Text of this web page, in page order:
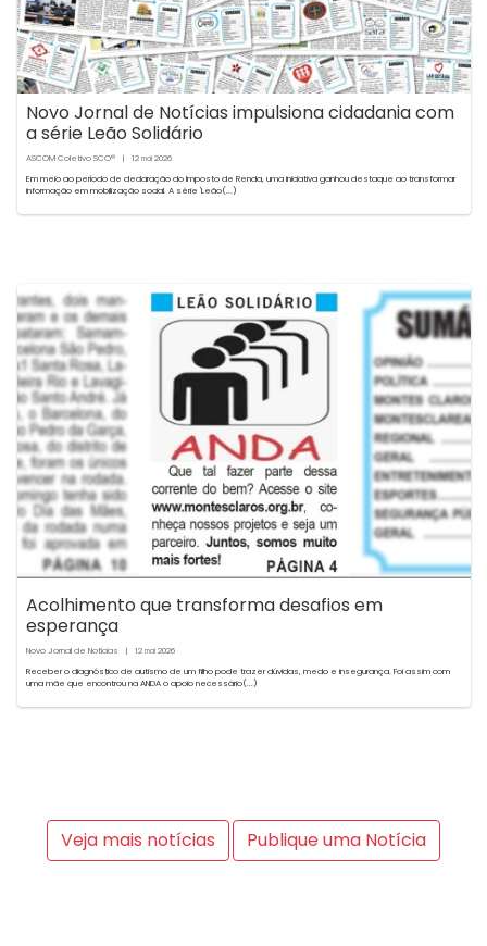
Novo Jornal de Notícias impulsiona cidadania com
a série Leão Solidário
ASCOM Coletivo SCO® | 12 mai2026
Em meio ao período de declaração do Imposto de Renda, uma iniciativa ganhou destaque ao transformar
informação em mobilização social. A série 'Leão(...)
Acolhimento que transforma desafios em
esperança
Novo Jornal de Notícias | 12 mai2026
Receber o diagnóstico de autismo de um filho pode trazer dúvidas, medo e insegurança. Foi assim com
uma mãe que encontrou na ANDA o apoio necessário(...)
Veja mais notícias Publique uma Notícia